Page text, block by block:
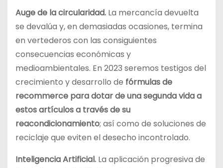
Auge de la circularidad. La mercancía devuelta
se devalúa y, en demasiadas ocasiones, termina
en vertederos con las consiguientes
consecuencias económicas y
medioambientales. En 2023 seremos testigos del
crecimiento y desarrollo de fórmulas de
recommerce para dotar de una segunda vida a
estos artículos a través de su
reacondicionamiento; así como de soluciones de
reciclaje que eviten el desecho incontrolado.
Inteligencia Artificial. La aplicación progresiva de